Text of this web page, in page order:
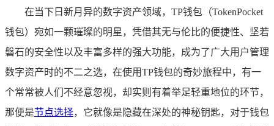
在当下日新月异的数字资产领域，TP钱包（TokenPocket
钱包）宛如一颗璀璨的明星，凭借其无与伦比的便捷性、坚若
磐石的安全性以及丰富多样的强大功能，成为了广大用户管理
数字资产时的不二之选，在使用TP钱包的奇妙旅程中，有一
个常常被人们不经意忽视，却实则有着举足轻重地位的环节，
那便是节点选择，它就像是隐藏在深处的神秘钥匙，对于钱包